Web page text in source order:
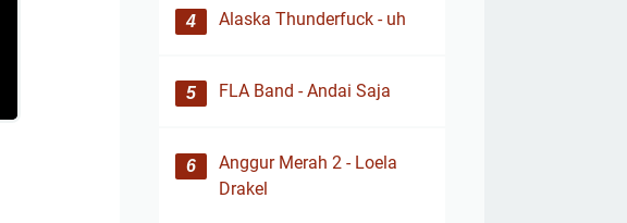
Alaska Thunderfuck - uh
FLA Band - Andai Saja
Anggur Merah 2 - Loela
Drakel